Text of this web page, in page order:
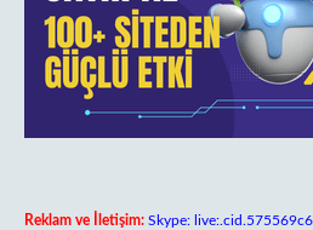
Reklam ve İletişim: Skype: